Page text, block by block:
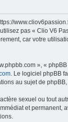
pas « Clio V6
car votre
», «
. Le logiciel phpBB
au sujet de
sexuel ou tout
et permanent,